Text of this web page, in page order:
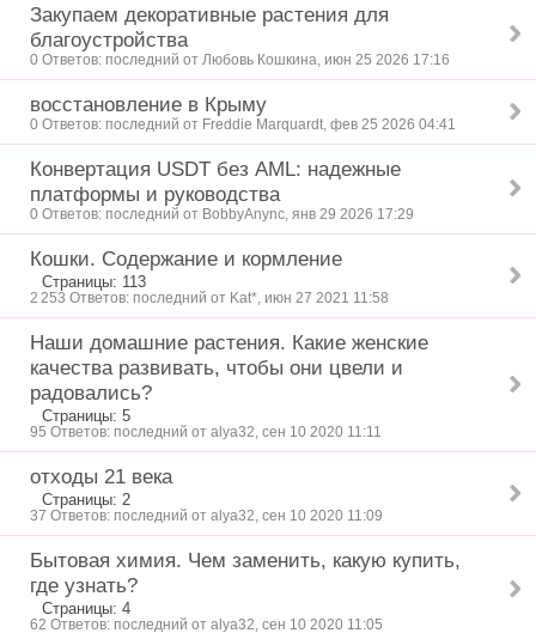
Закупаем декоративные растения для
благоустройства
0 Ответов: последний от Любовь Кошкина, июн 25 2026 17:16
восстановление в Крыму
0 Ответов: последний от Freddie Marquardt, фев 25 2026 04:41
Конвертация USDT без AML: надежные
платформы и руководства
0 Ответов: последний от BobbyAnync, янв 29 2026 17:29
Кошки. Содержание и кормление
Страницы: 113
2 253 Ответов: последний от Kat*, июн 27 2021 11:58
Наши домашние растения. Какие женские
качества развивать, чтобы они цвели и
радовались?
Страницы: 5
95 Ответов: последний от alya32, сен 10 2020 11:11
отходы 21 века
Страницы: 2
37 Ответов: последний от alya32, сен 10 2020 11:09
Бытовая химия. Чем заменить, какую купить,
где узнать?
Страницы: 4
62 Ответов: последний от alya32, сен 10 2020 11:05